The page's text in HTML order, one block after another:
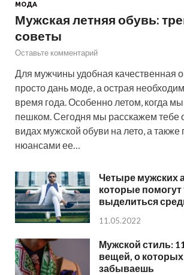
МОДА
Мужская летняя обувь:
советы
Оставьте комментарий
Для мужчины удобная качественная
просто дань моде, а острая
время года. Особенно летом, когда
пешком. Сегодня мы расскажем тебе
видах мужской обуви на лето, а
нюансами ее…
Четыре мужских
которые помогут
выделиться
11.05.2022
Мужской стиль:
вещей, о
забываешь